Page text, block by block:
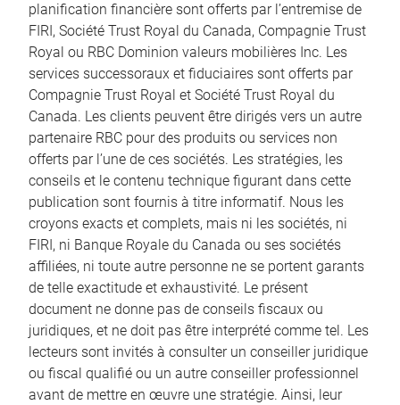
planification financière sont offerts par l’entremise de
FIRI, Société Trust Royal du Canada, Compagnie Trust
Royal ou RBC Dominion valeurs mobilières Inc. Les
services successoraux et fiduciaires sont offerts par
Compagnie Trust Royal et Société Trust Royal du
Canada. Les clients peuvent être dirigés vers un autre
partenaire RBC pour des produits ou services non
offerts par l’une de ces sociétés. Les stratégies, les
conseils et le contenu technique figurant dans cette
publication sont fournis à titre informatif. Nous les
croyons exacts et complets, mais ni les sociétés, ni
FIRI, ni Banque Royale du Canada ou ses sociétés
affiliées, ni toute autre personne ne se portent garants
de telle exactitude et exhaustivité. Le présent
document ne donne pas de conseils fiscaux ou
juridiques, et ne doit pas être interprété comme tel. Les
lecteurs sont invités à consulter un conseiller juridique
ou fiscal qualifié ou un autre conseiller professionnel
avant de mettre en œuvre une stratégie. Ainsi, leur